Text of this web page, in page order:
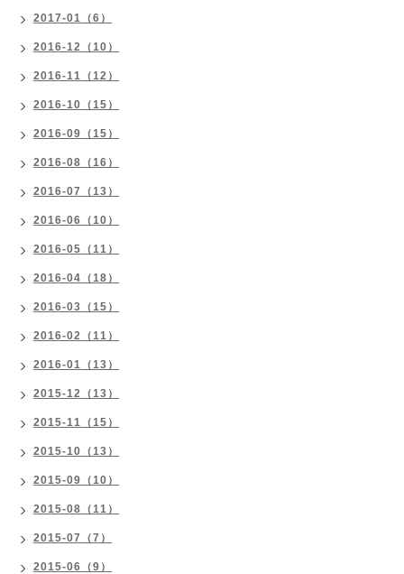
2017-01（6）
2016-12（10）
2016-11（12）
2016-10（15）
2016-09（15）
2016-08（16）
2016-07（13）
2016-06（10）
2016-05（11）
2016-04（18）
2016-03（15）
2016-02（11）
2016-01（13）
2015-12（13）
2015-11（15）
2015-10（13）
2015-09（10）
2015-08（11）
2015-07（7）
2015-06（9）